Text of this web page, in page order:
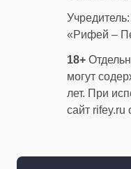
«Рифей –
18+
могут
лет. При
сайт rifey.ru